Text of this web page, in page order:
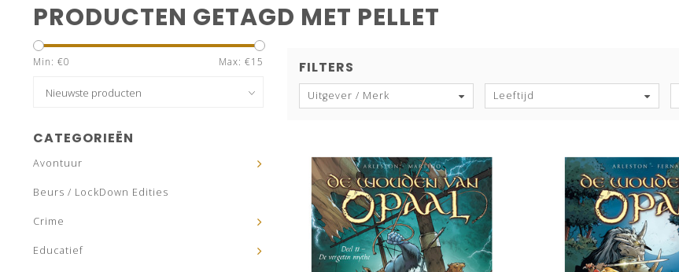
PRODUCTEN GETAGD MET PELLET
Min: €0 Max: €15
CATEGORIEËN
Avontuur
Beurs / LockDown Edities
Crime
Educatief
FILTERS
Uitgever / Merk Leeftijd